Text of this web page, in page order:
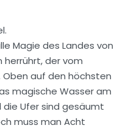
Magie des Landes von
der vom
auf den höchsten
magische Wasser am
Ufer sind gesäumt
muss man Acht